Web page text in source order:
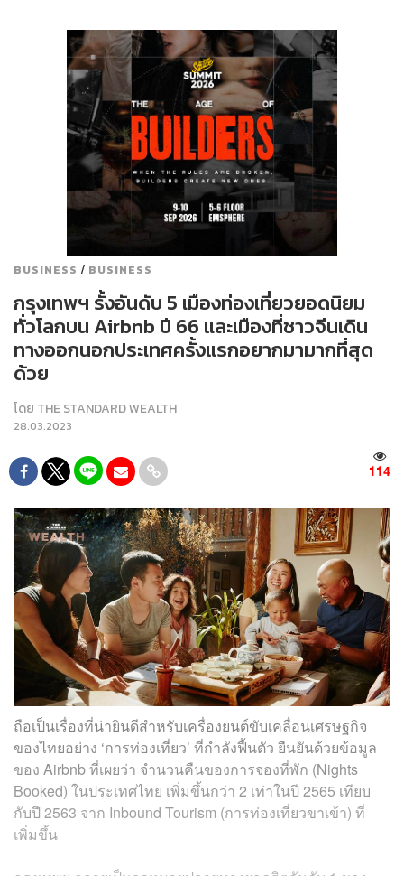
BUSINESS / BUSINESS
กรุงเทพฯ รั้งอันดับ 5 เมืองท่องเที่ยวยอดนิยม
ทั่วโลกบน Airbnb ปี 66 และเมืองที่ชาวจีนเดิน
ทางออกนอกประเทศครั้งแรกอยากมามากที่สุด
ด้วย
โดย THE STANDARD WEALTH
28.03.2023
114
ถือเป็นเรื่องที่น่ายินดีสำหรับเครื่องยนต์ขับเคลื่อนเศรษฐกิจ
ของไทยอย่าง ‘การท่องเที่ยว’ ที่กำลังฟื้นตัว ยืนยันด้วยข้อมูล
ของ Airbnb ที่เผยว่า จำนวนคืนของการจองที่พัก (Nights
Booked) ในประเทศไทย เพิ่มขึ้นกว่า 2 เท่าในปี 2565 เทียบ
กับปี 2563 จาก Inbound Tourism (การท่องเที่ยวขาเข้า) ที่
เพิ่มขึ้น